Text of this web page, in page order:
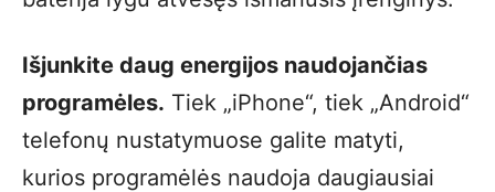
Išjunkite daug energijos naudojančias
programėles. Tiek „iPhone“, tiek „Android“
telefonų nustatymuose galite matyti,
kurios programėlės naudoja daugiausiai